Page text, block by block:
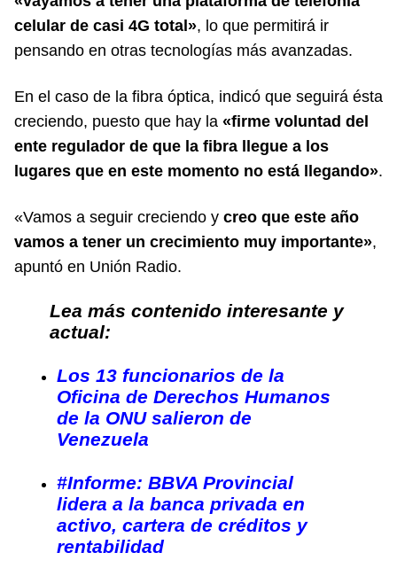
celular de casi 4G total», lo que permitirá ir
pensando en otras tecnologías más avanzadas.
En el caso de la fibra óptica, indicó que seguirá ésta
creciendo, puesto que hay la «firme voluntad del
ente regulador de que la fibra llegue a los
lugares que en este momento no está llegando».
«Vamos a seguir creciendo y creo que este año
vamos a tener un crecimiento muy importante»,
apuntó en Unión Radio.
Lea más contenido interesante y
actual:
Los 13 funcionarios de la
Oficina de Derechos Humanos
de la ONU salieron de
Venezuela
#Informe: BBVA Provincial
lidera a la banca privada en
activo, cartera de créditos y
rentabilidad